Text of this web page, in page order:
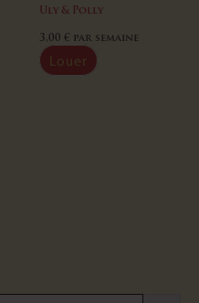
Uly & Polly
3,00 € par semaine
Louer